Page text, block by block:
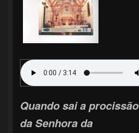
Quando sai a procissão
da Senhora da